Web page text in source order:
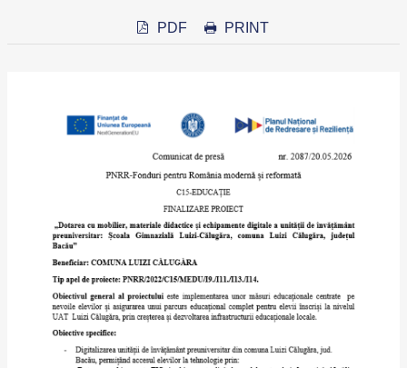
PDF PRINT